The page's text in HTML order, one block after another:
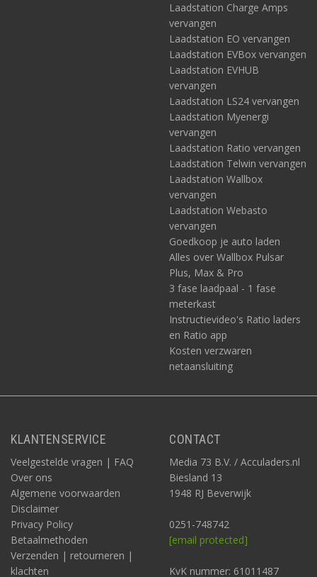
Laadstation Charge Amps
vervangen
Laadstation EO vervangen
Laadstation EVBox vervangen
Laadstation EVHUB
vervangen
Laadstation LS24 vervangen
Laadstation Myenergi
vervangen
Laadstation Ratio vervangen
Laadstation Telwin vervangen
Laadstation Wallbox
vervangen
Laadstation Webasto
vervangen
Goedkoop je auto laden
Alles over Wallbox Pulsar
Plus, Max & Pro
3 fase laadpaal - 1 fase
meterkast
Instructievideo's Ratio laders
en Ratio app
Kosten verzwaren
netaansluiting
KLANTENSERVICE
Veelgestelde vragen | FAQ
Over ons
Algemene voorwaarden
Disclaimer
Privacy Policy
Betaalmethoden
Verzenden | retourneren |
klachten
CONTACT
Media 73 B.V. / Acculaders.nl
Biesland 13
1948 RJ Beverwijk
0251-748742
[email protected]
KvK nummer: 61011487